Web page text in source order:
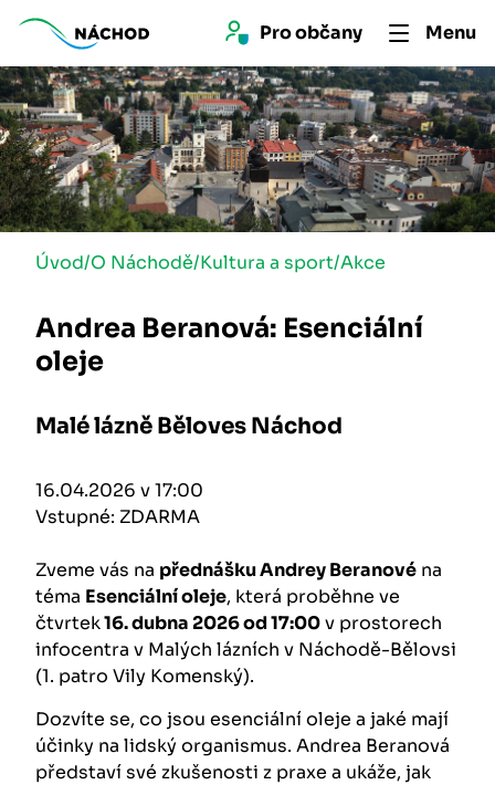
Pro občany Menu
Úvod/O Náchodě/Kultura a sport/Akce
Andrea Beranová: Esenciální
oleje
Malé lázně Běloves Náchod
16.04.2026 v 17:00
Vstupné: ZDARMA
Zveme vás na přednášku Andrey Beranové na
téma Esenciální oleje, která proběhne ve
čtvrtek16. dubna 2026 od 17:00v prostorech
infocentra v Malých lázních v Náchodě-Bělovsi
(1. patro Vily Komenský).
Dozvíte se, co jsou esenciální oleje a jaké mají
účinky na lidský organismus. Andrea Beranová
představí své zkušenosti z praxe a ukáže, jak